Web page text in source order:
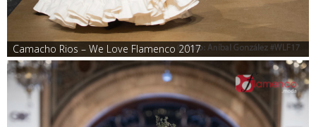
Camacho Rios – We Love Flamenco 2017